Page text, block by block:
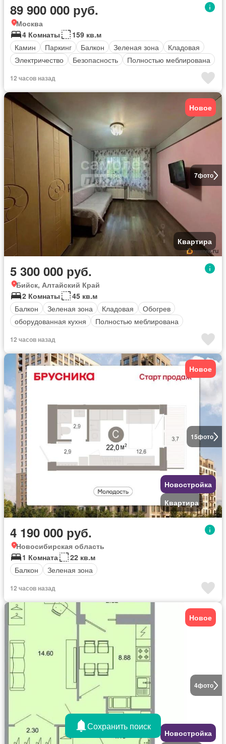
89 900 000 руб.
Москва
4 Комнаты
159 кв.м
Камин
Паркинг Балкон Зеленая зона
Кладовая
Электричество
Безопасность Полностью меблирована
12 часов назад
7фото
Новое
Квартира
5 300 000 руб.
Бийск, Алтайский Край
2 Комнаты
45 кв.м
Балкон
Зеленая зона Кладовая
Обогрев
оборудованная кухня
Полностью меблирована
12 часов назад
15фото
Новое
Новостройка
Квартира
4 190 000 руб.
Новосибирская область
1 Комната
22 кв.м
Балкон
Зеленая зона
12 часов назад
4фото
Новое
Новостройка
Сохранить поиск